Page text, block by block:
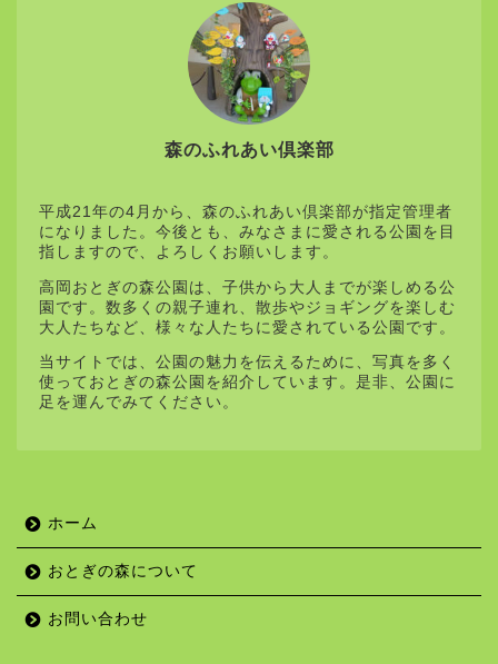
森のふれあい倶楽部
平成21年の4月から、森のふれあい倶楽部が指定管理者
になりました。今後とも、みなさまに愛される公園を目
指しますので、よろしくお願いします。
高岡おとぎの森公園は、子供から大人までが楽しめる公
園です。数多くの親子連れ、散歩やジョギングを楽しむ
大人たちなど、様々な人たちに愛されている公園です。
当サイトでは、公園の魅力を伝えるために、写真を多く
使っておとぎの森公園を紹介しています。是非、公園に
足を運んでみてください。
ホーム
おとぎの森について
お問い合わせ